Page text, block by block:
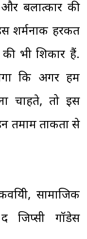
बलात्कार की
शर्मनाक हरकत
भी शिकार हैं.
कि अगर हम
चाहते, तो इस
तमाम ताकतों से
सामाजिक
जिप्सी गॉडेस